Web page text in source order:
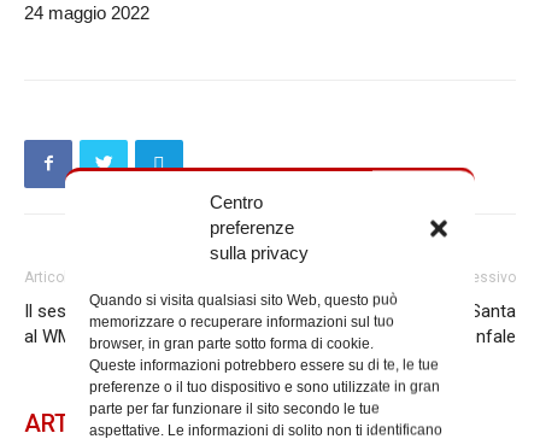
Centro
preferenze
sulla privacy
Quando si visita qualsiasi sito Web, questo può
memorizzare o recuperare informazioni sul tuo
browser, in gran parte sotto forma di cookie.
Queste informazioni potrebbero essere su di te, le tue
preferenze o il tuo dispositivo e sono utilizzate in gran
parte per far funzionare il sito secondo le tue
aspettative. Le informazioni di solito non ti identificano
24 maggio 2022
Articolo precedente
Il sesto video in preparazione
al WMOF22
Articolo successivo
Concerto per l’Ucraina a Santa
Maria delle Grazie al Trionfale
ARTICOLI CORRELATI